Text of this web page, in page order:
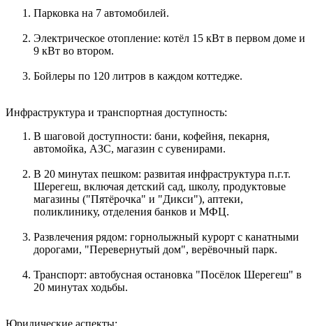
Парковка на 7 автомобилей.
Электрическое отопление: котёл 15 кВт в первом доме и
9 кВт во втором.
Бойлеры по 120 литров в каждом коттедже.
Инфраструктура и транспортная доступность:
В шаговой доступности: бани, кофейня, пекарня,
автомойка, АЗС, магазин с сувенирами.
В 20 минутах пешком: развитая инфраструктура п.г.т.
Шерегеш, включая детский сад, школу, продуктовые
магазины ("Пятёрочка" и "Дикси"), аптеки,
поликлинику, отделения банков и МФЦ.
Развлечения рядом: горнолыжный курорт с канатными
дорогами, "Перевернутый дом", верёвочный парк.
Транспорт: автобусная остановка "Посёлок Шерегеш" в
20 минутах ходьбы.
Юридические аспекты: